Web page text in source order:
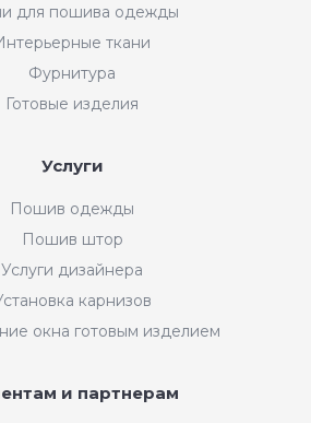
для пошива одежды
ткани
Фурнитура
Готовые изделия
Услуги
Пошив одежды
Пошив штор
Услуги дизайнера
карнизов
окна готовым изделием
и партнерам